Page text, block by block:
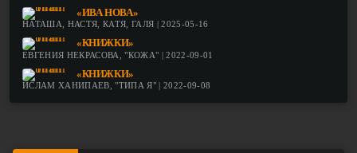
«ИВА НОВА»
НАТАША, НАСТЯ, КАТЯ, ГАЛЯ | 2025-05-16
«КНИЖКИ»
ЕВГЕНИЯ НЕКРАСОВА, "КОЖА" | 2022-09-01
«КНИЖКИ»
ИСЛАМ ХАНИПАЕВ, "ТИПА Я" | 2022-09-08